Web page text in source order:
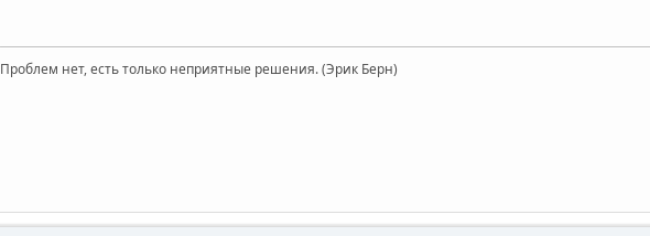
Проблем нет, есть только неприятные решения. (Эрик Берн)